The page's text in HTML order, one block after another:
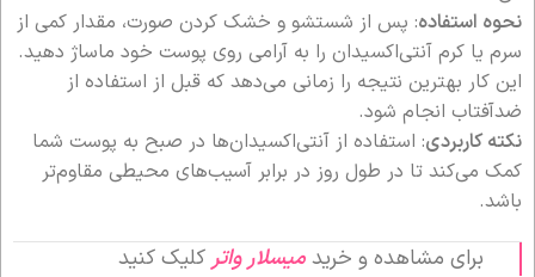
نحوه استفاده: پس از شستشو و خشک کردن صورت، مقدار کمی از
سرم یا کرم آنتی‌اکسیدان را به آرامی روی پوست خود ماساژ دهید.
این کار بهترین نتیجه را زمانی می‌دهد که قبل از استفاده از
ضدآفتاب انجام شود.
نکته کاربردی: استفاده از آنتی‌اکسیدان‌ها در صبح به پوست شما
کمک می‌کند تا در طول روز در برابر آسیب‌های محیطی مقاوم‌تر
باشد.
برای مشاهده و خریدمیسلار واترکلیک کنید